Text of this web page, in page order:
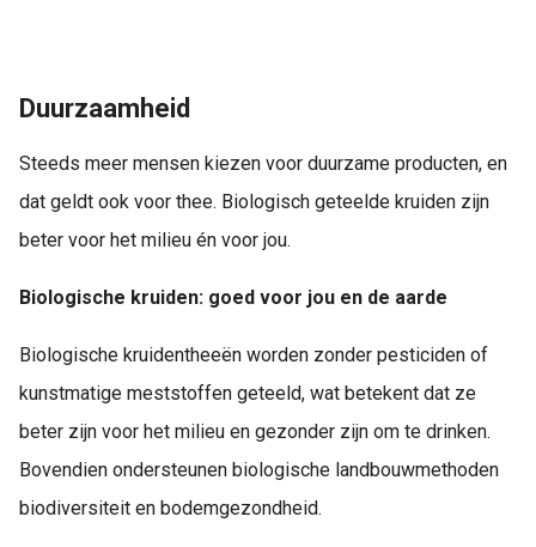
Duurzaamheid
Steeds meer mensen kiezen voor duurzame producten, en
dat geldt ook voor thee. Biologisch geteelde kruiden zijn
beter voor het milieu én voor jou.
Biologische kruiden: goed voor jou en de aarde
Biologische kruidentheeën worden zonder pesticiden of
kunstmatige meststoffen geteeld, wat betekent dat ze
beter zijn voor het milieu en gezonder zijn om te drinken.
Bovendien ondersteunen biologische landbouwmethoden
biodiversiteit en bodemgezondheid.